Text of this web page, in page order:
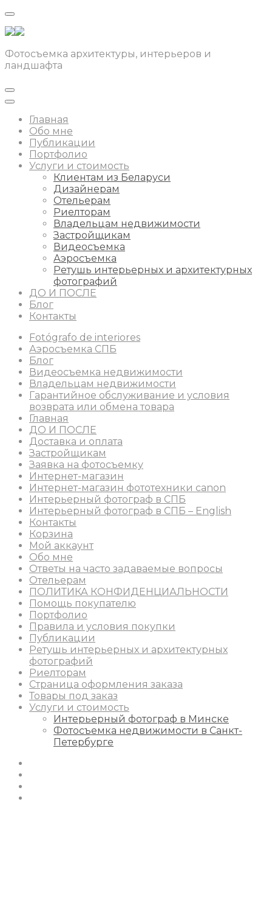
Фотосъемка архитектуры, интерьеров и
ландшафта
Главная
Обо мне
Публикации
Портфолио
Услуги и стоимость
Клиентам из Беларуси
Дизайнерам
Отельерам
Риелторам
Владельцам недвижимости
Застройщикам
Видеосъемка
Аэросъемка
Ретушь интерьерных и архитектурных
фотографий
ДО И ПОСЛЕ
Блог
Контакты
Fotógrafo de interiores
Аэросъемка СПБ
Блог
Видеосъемка недвижимости
Владельцам недвижимости
Гарантийное обслуживание и условия
возврата или обмена товара
Главная
ДО И ПОСЛЕ
Доставка и оплата
Застройщикам
Заявка на фотосъемку
Интернет-магазин
Интернет-магазин фототехники canon
Интерьерный фотограф в СПБ
Интерьерный фотограф в СПБ – English
Контакты
Корзина
Мой аккаунт
Обо мне
Ответы на часто задаваемые вопросы
Отельерам
ПОЛИТИКА КОНФИДЕНЦИАЛЬНОСТИ
Помощь покупателю
Портфолио
Правила и условия покупки
Публикации
Ретушь интерьерных и архитектурных
фотографий
Риелторам
Страница оформления заказа
Товары под заказ
Услуги и стоимость
Интерьерный фотограф в Минске
Фотосъемка недвижимости в Санкт-
Петербурге